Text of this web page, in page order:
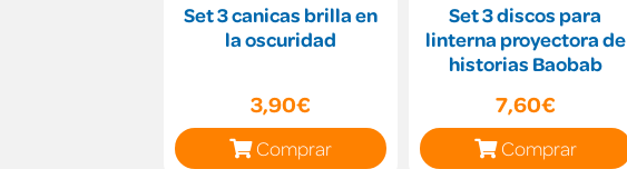
Set 3 canicas brilla en
la oscuridad
3,90€
Comprar
Set 3 discos para
linterna proyectora de
historias Baobab
7,60€
Comprar